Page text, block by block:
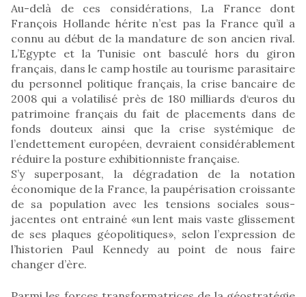
Au-delà de ces considérations, La France dont
François Hollande hérite n’est pas la France qu’il a
connu au début de la mandature de son ancien rival.
L’Egypte et la Tunisie ont basculé hors du giron
français, dans le camp hostile au tourisme parasitaire
du personnel politique français, la crise bancaire de
2008 qui a volatilisé près de 180 milliards d‘euros du
patrimoine français du fait de placements dans de
fonds douteux ainsi que la crise systémique de
l’endettement européen, devraient considérablement
réduire la posture exhibitionniste française.
S’y superposant, la dégradation de la notation
économique de la France, la paupérisation croissante
de sa population avec les tensions sociales sous-
jacentes ont entrainé «un lent mais vaste glissement
de ses plaques géopolitiques», selon l’expression de
l’historien Paul Kennedy au point de nous faire
changer d’ère.